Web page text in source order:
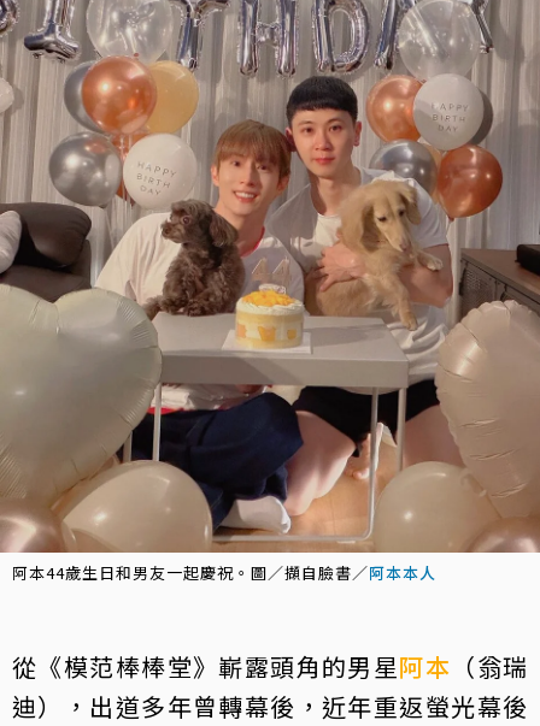
阿本44歲生日和男友一起慶祝。圖／擷自臉書／阿本本人
從《模范棒棒堂》嶄露頭角的男星阿本 （翁瑞
迪），出道多年曾轉幕後，近年重返螢光幕後